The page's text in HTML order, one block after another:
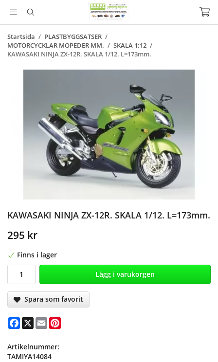
Startsida / PLASTBYGGSATSER /
MOTORCYCKLAR MOPEDER MM. / SKALA 1:12 /
KAWASAKI NINJA ZX-12R. SKALA 1/12. L=173mm.
KAWASAKI NINJA ZX-12R. SKALA 1/12. L=173mm.
295 kr
Finns i lager
Lägg i varukorgen
Spara som favorit
Facebook
X Email
Artikelnummer:
TAMIYA14084